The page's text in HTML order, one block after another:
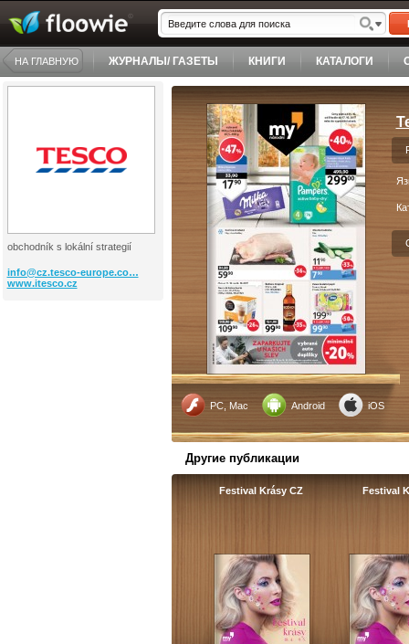
НА ГЛАВНУЮ ЖУРНАЛЫ/ ГАЗЕТЫ КНИГИ КАТАЛОГИ
obchodník s lokální strategií
info@cz.tesco-europe.co…
www.itesco.cz
PC, Mac Android iOS
Другие публикации
Festival Krásy CZ Festival